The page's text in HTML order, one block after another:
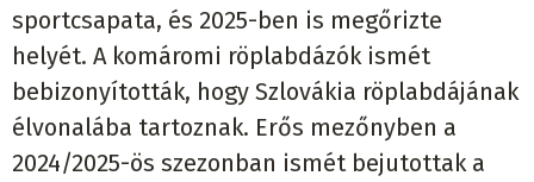
sportcsapata, és 2025-ben is megőrizte
helyét. A komáromi röplabdázók ismét
bebizonyították, hogy Szlovákia röplabdájának
élvonalába tartoznak. Erős mezőnyben a
2024/2025-ös szezonban ismét bejutottak a